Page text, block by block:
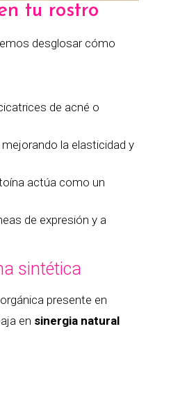
tu rostro
desglosar cómo
de acné o
la elasticidad y
actúa como un
de expresión y a
sintética
presente en
en sinergia natural